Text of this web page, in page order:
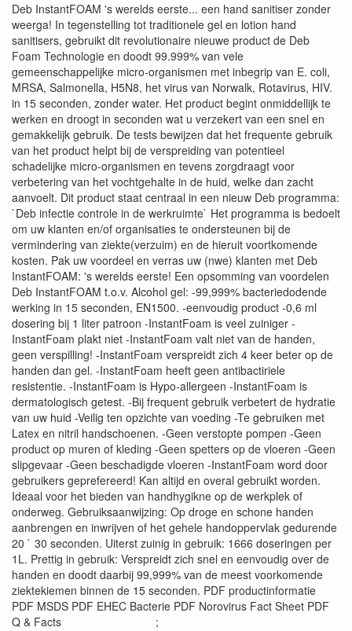
Deb InstantFOAM 's werelds eerste... een hand sanitiser zonder
weerga! In tegenstelling tot traditionele gel en lotion hand
sanitisers, gebruikt dit revolutionaire nieuwe product de Deb
Foam Technologie en doodt 99.999% van vele
gemeenschappelijke micro-organismen met inbegrip van E. coli,
MRSA, Salmonella, H5N8, het virus van Norwalk, Rotavirus, HIV.
in 15 seconden, zonder water. Het product begint onmiddellijk te
werken en droogt in seconden wat u verzekert van een snel en
gemakkelijk gebruik. De tests bewijzen dat het frequente gebruik
van het product helpt bij de verspreiding van potentieel
schadelijke micro-organismen en tevens zorgdraagt voor
verbetering van het vochtgehalte in de huid, welke dan zacht
aanvoelt. Dit product staat centraal in een nieuw Deb programma:
`Deb infectie controle in de werkruimte` Het programma is bedoelt
om uw klanten en/of organisaties te ondersteunen bij de
vermindering van ziekte(verzuim) en de hieruit voortkomende
kosten. Pak uw voordeel en verras uw (nwe) klanten met Deb
InstantFOAM: 's werelds eerste! Een opsomming van voordelen
Deb InstantFOAM t.o.v. Alcohol gel: -99,999% bacteriedodende
werking in 15 seconden, EN1500. -eenvoudig product -0,6 ml
dosering bij 1 liter patroon -InstantFoam is veel zuiniger -
InstantFoam plakt niet -InstantFoam valt niet van de handen,
geen verspilling! -InstantFoam verspreidt zich 4 keer beter op de
handen dan gel. -InstantFoam heeft geen antibactiriele
resistentie. -InstantFoam is Hypo-allergeen -InstantFoam is
dermatologisch getest. -Bij frequent gebruik verbetert de hydratie
van uw huid -Veilig ten opzichte van voeding -Te gebruiken met
Latex en nitril handschoenen. -Geen verstopte pompen -Geen
product op muren of kleding -Geen spetters op de vloeren -Geen
slipgevaar -Geen beschadigde vloeren -InstantFoam word door
gebruikers geprefereerd! Kan altijd en overal gebruikt worden.
Ideaal voor het bieden van handhygikne op de werkplek of
onderweg. Gebruiksaanwijzing: Op droge en schone handen
aanbrengen en inwrijven of het gehele handoppervlak gedurende
20 ` 30 seconden. Uiterst zuinig in gebruik: 1666 doseringen per
1L. Prettig in gebruik: Verspreidt zich snel en eenvoudig over de
handen en doodt daarbij 99,999% van de meest voorkomende
ziektekiemen binnen de 15 seconden. PDF productinformatie
PDF MSDS PDF EHEC Bacterie PDF Norovirus Fact Sheet PDF
Q & Facts ;